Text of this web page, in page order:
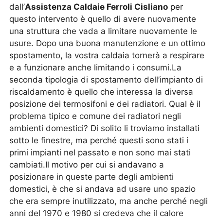
dall’Assistenza Caldaie Ferroli Cisliano per
questo intervento è quello di avere nuovamente
una struttura che vada a limitare nuovamente le
usure. Dopo una buona manutenzione e un ottimo
spostamento, la vostra caldaia tornerà a respirare
e a funzionare anche limitando i consumi.La
seconda tipologia di spostamento dell’impianto di
riscaldamento è quello che interessa la diversa
posizione dei termosifoni e dei radiatori. Qual è il
problema tipico e comune dei radiatori negli
ambienti domestici? Di solito li troviamo installati
sotto le finestre, ma perché questi sono stati i
primi impianti nel passato e non sono mai stati
cambiati.Il motivo per cui si andavano a
posizionare in queste parte degli ambienti
domestici, è che si andava ad usare uno spazio
che era sempre inutilizzato, ma anche perché negli
anni del 1970 e 1980 si credeva che il calore